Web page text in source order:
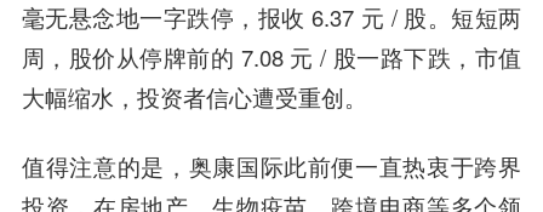
毫无悬念地一字跌停，报收 6.37 元 / 股。短短两
周，股价从停牌前的 7.08 元 / 股一路下跌，市值
大幅缩水，投资者信心遭受重创。
值得注意的是，奥康国际此前便一直热衷于跨界